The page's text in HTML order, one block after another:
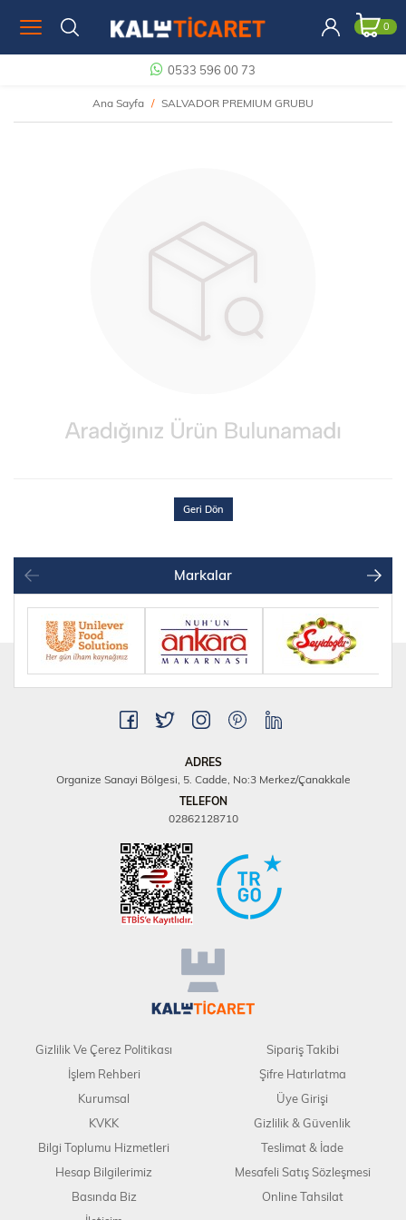
0
0533 596 00 73
Ana Sayfa SALVADOR PREMIUM GRUBU
Geri Dön
Markalar
ADRES
Organize Sanayi Bölgesi, 5. Cadde, No:3 Merkez/Çanakkale
TELEFON
02862128710
Gizlilik Ve Çerez Politikası
İşlem Rehberi
Kurumsal
KVKK
Bilgi Toplumu Hizmetleri
Hesap Bilgilerimiz
Basında Biz
Sipariş Takibi
Şifre Hatırlatma
Üye Girişi
Gizlilik & Güvenlik
Teslimat & İade
Mesafeli Satış Sözleşmesi
Online Tahsilat